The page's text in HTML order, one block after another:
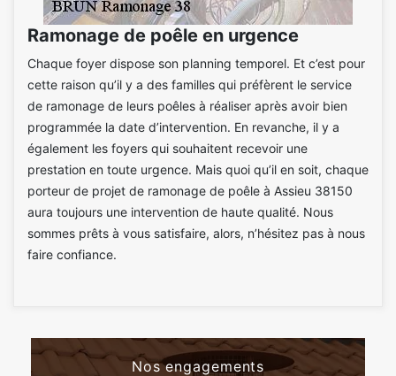
Ramonage de poêle en urgence
Chaque foyer dispose son planning temporel. Et c’est pour
cette raison qu’il y a des familles qui préfèrent le service
de ramonage de leurs poêles à réaliser après avoir bien
programmée la date d’intervention. En revanche, il y a
également les foyers qui souhaitent recevoir une
prestation en toute urgence. Mais quoi qu’il en soit, chaque
porteur de projet de ramonage de poêle à Assieu 38150
aura toujours une intervention de haute qualité. Nous
sommes prêts à vous satisfaire, alors, n’hésitez pas à nous
faire confiance.
Nos engagements